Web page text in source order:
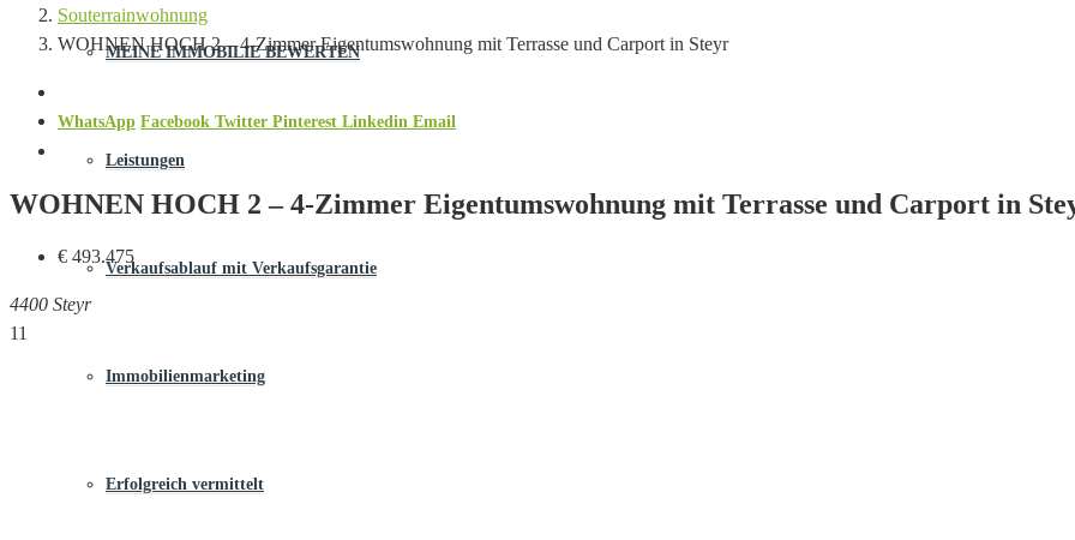
MEINE IMMOBILIE BEWERTEN
Leistungen
Verkaufsablauf mit Verkaufsgarantie
Immobilienmarketing
Erfolgreich vermittelt
Souterrainwohnung
WOHNEN HOCH 2 – 4-Zimmer Eigentumswohnung mit Terrasse und Carport in Steyr
WhatsApp Facebook Twitter Pinterest Linkedin Email
WOHNEN HOCH 2 – 4-Zimmer Eigentumswohnung mit Terrasse und Carport in
€ 493.475
4400 Steyr
11